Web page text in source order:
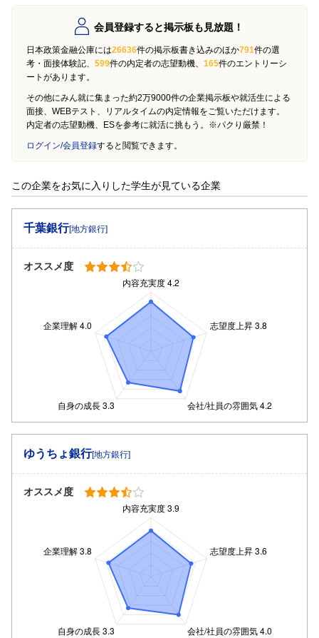
会員登録すると掲示板も見放題！
日本政策金融公庫には26636件の掲示板書き込みのほか791件の選
考・面接体験記、 599件の内定者の志望動機、 165件のエントリーシ
ートがあります。
その他にみん就に集まった約2万9000件の企業掲示板や就活生による
面接、WEBテスト、リアルタイムの内定情報をご覧いただけます。
内定者の志望動機、ESを参考に就活に挑もう。※パクり厳禁！
ログイン/会員登録すると閲覧できます。
この企業をお気に入りした学生が見ている企業
千葉銀行[地方銀行]
オススメ度
ゆうちょ銀行[地方銀行]
オススメ度